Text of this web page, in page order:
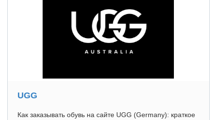
UGG
Как заказывать обувь на сайте UGG (Germany): краткое